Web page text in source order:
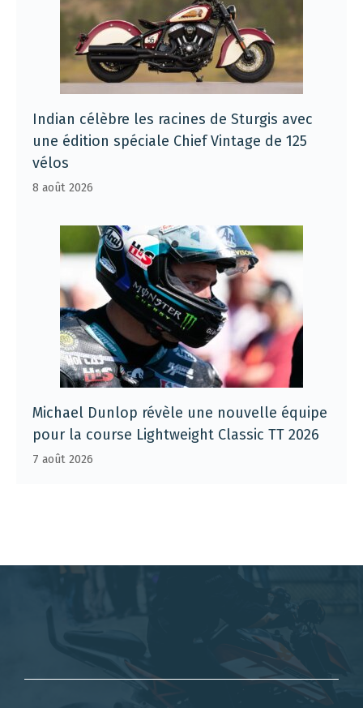
Indian célèbre les racines de Sturgis avec
une édition spéciale Chief Vintage de 125
vélos
8 août 2026
Michael Dunlop révèle une nouvelle équipe
pour la course Lightweight Classic TT 2026
7 août 2026